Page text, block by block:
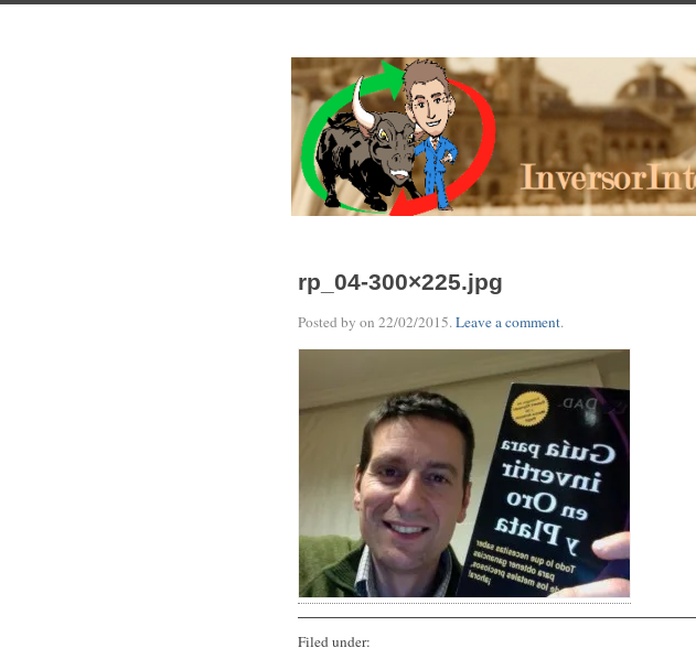
rp_04-300×225.jpg
Posted by on 22/02/2015.Leave a comment.
Filed under: